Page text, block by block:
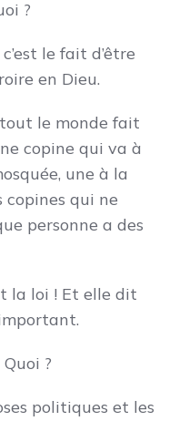
?
le fait d’être
en Dieu.
le monde fait
copine qui va à
une à la
qui ne
personne a des
la loi ! Et elle dit
?
politiques et les